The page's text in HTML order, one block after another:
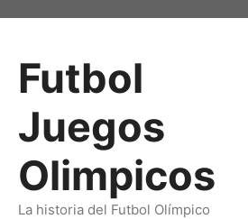
Futbol
Juegos
Olimpicos
La historia del Futbol Olímpico